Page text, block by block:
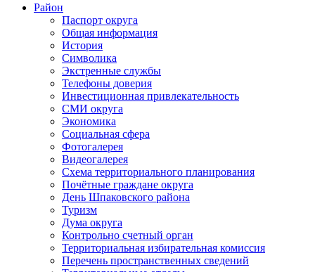
Район
Паспорт округа
Общая информация
История
Символика
Экстренные службы
Телефоны доверия
Инвестиционная привлекательность
СМИ округа
Экономика
Социальная сфера
Фотогалерея
Видеогалерея
Схема территориального планирования
Почётные граждане округа
День Шпаковского района
Туризм
Дума округа
Контрольно счетный орган
Территориальная избирательная комиссия
Перечень пространственных сведений